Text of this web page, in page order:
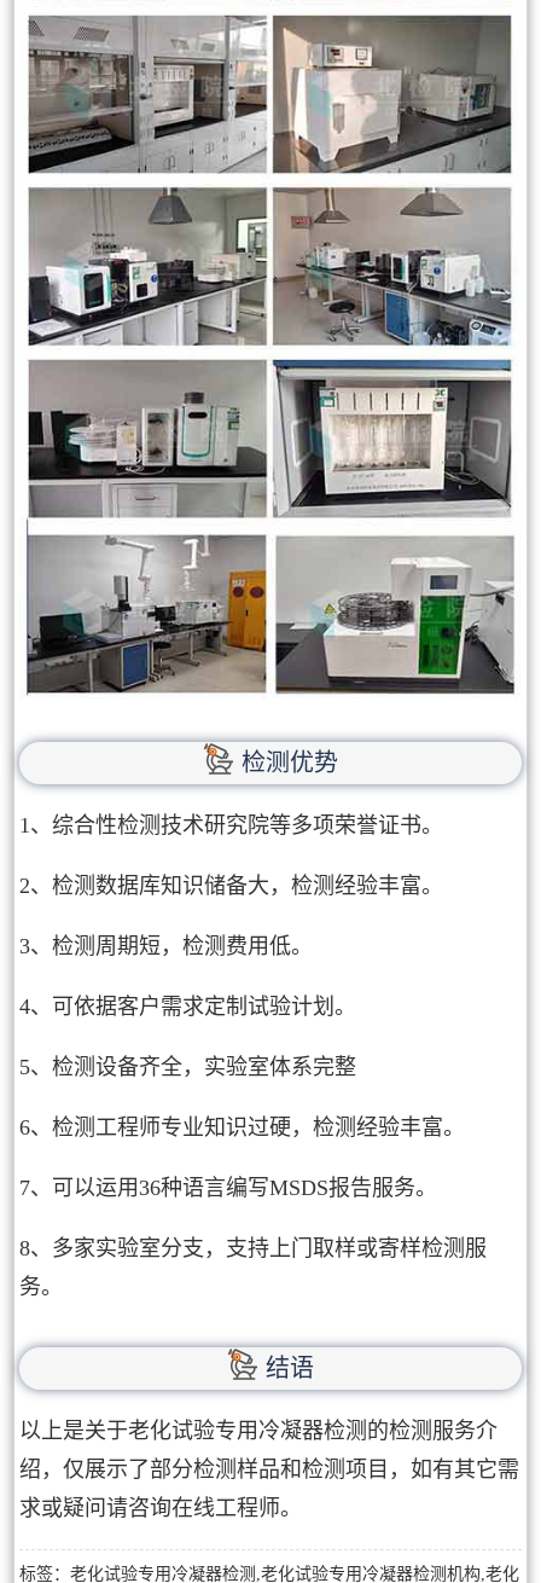
检测优势
1、综合性检测技术研究院等多项荣誉证书。
2、检测数据库知识储备大，检测经验丰富。
3、检测周期短，检测费用低。
4、可依据客户需求定制试验计划。
5、检测设备齐全，实验室体系完整
6、检测工程师专业知识过硬，检测经验丰富。
7、可以运用36种语言编写MSDS报告服务。
8、多家实验室分支，支持上门取样或寄样检测服
务。
结语
以上是关于老化试验专用冷凝器检测的检测服务介
绍，仅展示了部分检测样品和检测项目，如有其它需
求或疑问请咨询在线工程师。
标签：老化试验专用冷凝器检测,老化试验专用冷凝器检测机构,老化